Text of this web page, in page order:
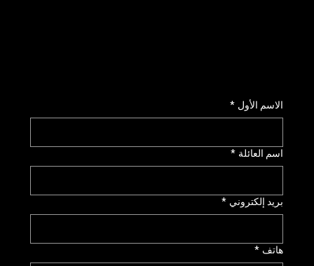
الاسم الأول *
اسم العائلة *
بريد إلكتروني *
هاتف *